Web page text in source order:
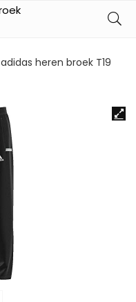
adidas heren broek T19